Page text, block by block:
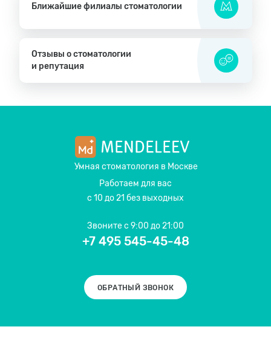
Ближайшие филиалы стоматологии
Отзывы о стоматологии
и репутация
Умная стоматология в Москве
Работаем для вас
с 10 до 21 без выходных
Звонитес 9:00 до 21:00
+7 495 545-45-48
ОБРАТНЫЙ ЗВОНОК